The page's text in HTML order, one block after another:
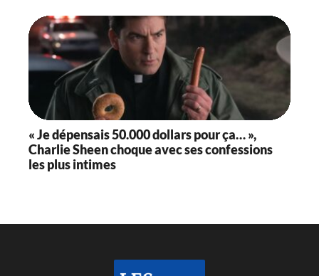
« Je dépensais 50.000 dollars pour ça… »,
Charlie Sheen choque avec ses confessions
les plus intimes